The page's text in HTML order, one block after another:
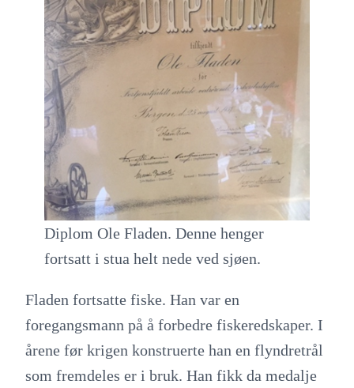
Diplom Ole Fladen. Denne henger
fortsatt i stua helt nede ved sjøen.
Fladen fortsatte fiske. Han var en
foregangsmann på å forbedre fiskeredskaper. I
årene før krigen konstruerte han en flyndretrål
som fremdeles er i bruk. Han fikk da medalje